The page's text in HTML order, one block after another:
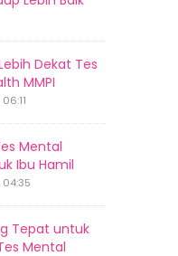
Dekat Tes
MMPI
Mental
Ibu Hamil
Tepat untuk
Mental